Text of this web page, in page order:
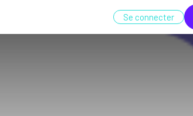
FORMATION ODC
Se connecter